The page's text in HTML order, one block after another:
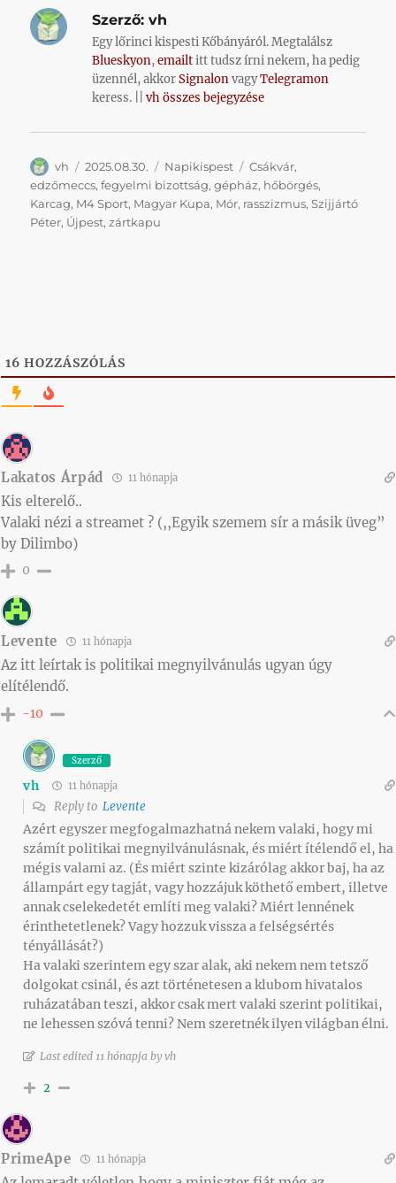
Szerző: vh
Egy lőrinci kispesti Kőbányáról. Megtalálsz
Blueskyon,emailtitt tudsz írni nekem, ha pedig
üzennél, akkorSignalonvagyTelegramon
keress. ||vh összes bejegyzése
Szerző
vh Közzétéve
2025.08.30. Kategória
Napikispest Címke
Csákvár,
edzőmeccs,fegyelmi bizottság,gépház, hőbörgés,
Karcag, M4 Sport, Magyar Kupa, Mór, rasszizmus,Szijjártó
Péter, Újpest,zártkapu
16 HOZZÁSZÓLÁS
Lakatos Árpád 11 hónapja
Kis elterelő..
Valaki nézi a streamet ? (,,Egyik szemem sír a másik üveg”
by Dilimbo)
0
Levente 11 hónapja
Az itt leírtak is politikai megnyilvánulás ugyan úgy
elítélendő.
-10
Szerző
vh 11 hónapja
Reply to Levente
Azért egyszer megfogalmazhatná nekem valaki, hogy mi
számít politikai megnyilvánulásnak, és miért ítélendő el, ha
mégis valami az. (És miért szinte kizárólag akkor baj, ha az
állampárt egy tagját, vagy hozzájuk köthető embert, illetve
annak cselekedetét említi meg valaki? Miért lennének
érinthetetlenek? Vagy hozzuk vissza a felségsértés
tényállását?)
Ha valaki szerintem egy szar alak, aki nekem nem tetsző
dolgokat csinál, és azt történetesen a klubom hivatalos
ruházatában teszi, akkor csak mert valaki szerint politikai,
ne lehessen szóvá tenni? Nem szeretnék ilyen világban élni.
Last edited 11 hónapja by vh
2
PrimeApe 11 hónapja